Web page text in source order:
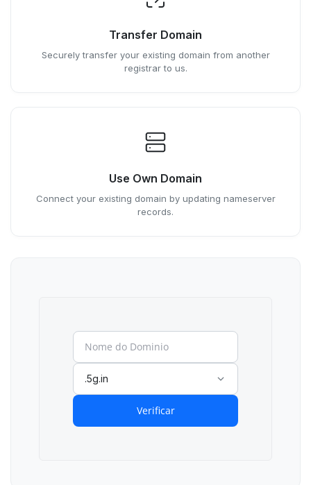
Transfer Domain
Securely transfer your existing domain from another
registrar to us.
Use Own Domain
Connect your existing domain by updating nameserver
records.
.5g.in
Verificar